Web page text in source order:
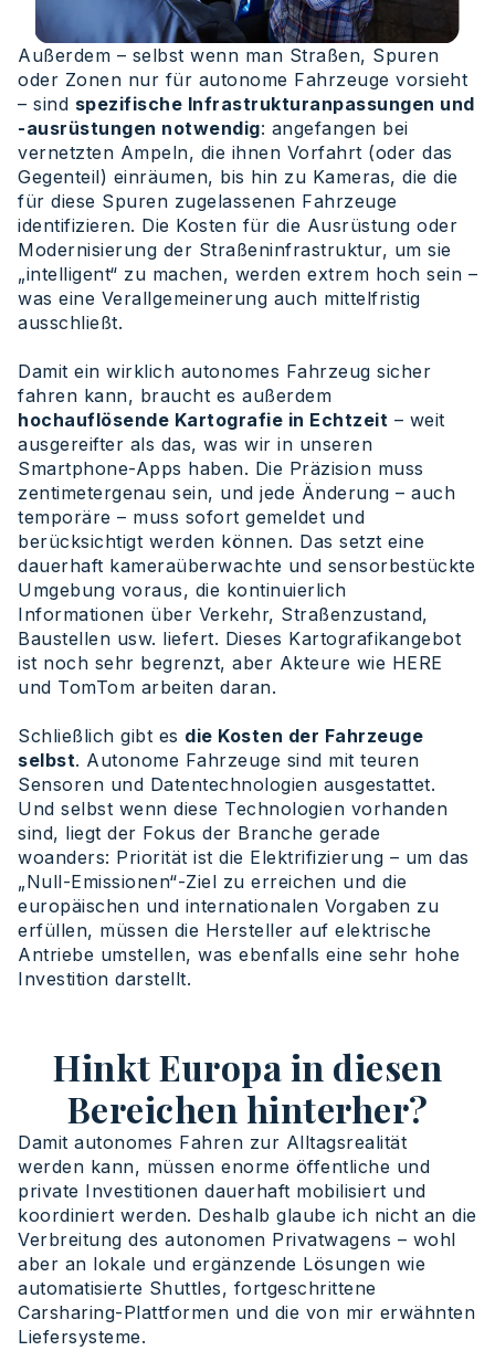
Außerdem – selbst wenn man Straßen, Spuren
oder Zonen nur für autonome Fahrzeuge vorsieht
– sind spezifische Infrastrukturanpassungen und
-ausrüstungen notwendig: angefangen bei
vernetzten Ampeln, die ihnen Vorfahrt (oder das
Gegenteil) einräumen, bis hin zu Kameras, die die
für diese Spuren zugelassenen Fahrzeuge
identifizieren. Die Kosten für die Ausrüstung oder
Modernisierung der Straßeninfrastruktur, um sie
„intelligent“ zu machen, werden extrem hoch sein –
was eine Verallgemeinerung auch mittelfristig
ausschließt.
Damit ein wirklich autonomes Fahrzeug sicher
fahren kann, braucht es außerdem
hochauflösende Kartografie in Echtzeit – weit
ausgereifter als das, was wir in unseren
Smartphone-Apps haben. Die Präzision muss
zentimetergenau sein, und jede Änderung – auch
temporäre – muss sofort gemeldet und
berücksichtigt werden können. Das setzt eine
dauerhaft kameraüberwachte und sensorbestückte
Umgebung voraus, die kontinuierlich
Informationen über Verkehr, Straßenzustand,
Baustellen usw. liefert. Dieses Kartografikangebot
ist noch sehr begrenzt, aber Akteure wie HERE
und TomTom arbeiten daran.
Schließlich gibt es die Kosten der Fahrzeuge
selbst. Autonome Fahrzeuge sind mit teuren
Sensoren und Datentechnologien ausgestattet.
Und selbst wenn diese Technologien vorhanden
sind, liegt der Fokus der Branche gerade
woanders: Priorität ist die Elektrifizierung – um das
„Null-Emissionen“-Ziel zu erreichen und die
europäischen und internationalen Vorgaben zu
erfüllen, müssen die Hersteller auf elektrische
Antriebe umstellen, was ebenfalls eine sehr hohe
Investition darstellt.
Hinkt Europa in diesen
Bereichen hinterher?
Damit autonomes Fahren zur Alltagsrealität
werden kann, müssen enorme öffentliche und
private Investitionen dauerhaft mobilisiert und
koordiniert werden. Deshalb glaube ich nicht an die
Verbreitung des autonomen Privatwagens – wohl
aber an lokale und ergänzende Lösungen wie
automatisierte Shuttles, fortgeschrittene
Carsharing-Plattformen und die von mir erwähnten
Liefersysteme.